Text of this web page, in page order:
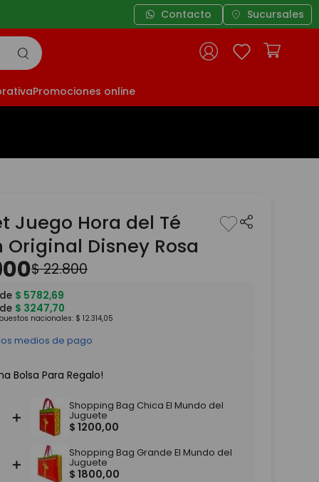
3 cuotas sin interés a
Contacto Sucursales
Promociones online
Juego Hora del Té
Original Disney Rosa
$22.800
$ 5782,69
$ 3247,70
nacionales: $ 12.314,05
medios de pago
Bolsa Para Regalo!
＋
Shopping Bag Chica El Mundo del
Juguete
$ 1200,00
＋
Shopping Bag Grande El Mundo del
Juguete
$ 1800,00